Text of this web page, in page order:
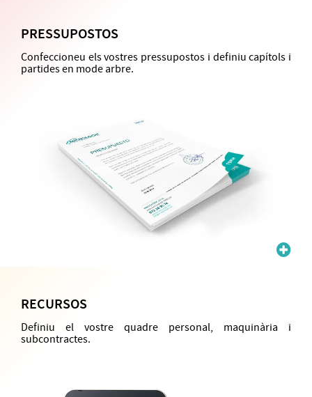
PRESSUPOSTOS
Confeccioneu els vostres pressupostos i definiu capítols i
partides en mode arbre.
RECURSOS
Definiu el vostre quadre personal, maquinària i
subcontractes.